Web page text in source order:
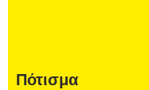
Πότισμα